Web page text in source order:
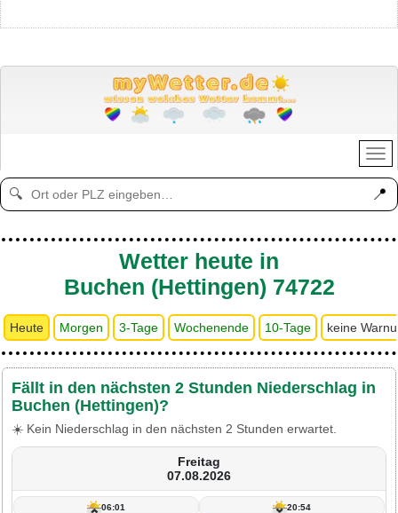
🔍 📍
Wetter heute in
Buchen (Hettingen) 74722
Heute Morgen 3-Tage Wochenende 10-Tage keine
Fällt in den nächsten 2 Stunden Niederschlag in
Buchen (Hettingen)?
☀️ Kein Niederschlag in den nächsten 2 Stunden erwartet.
Freitag
07.08.2026
06:01 20:54